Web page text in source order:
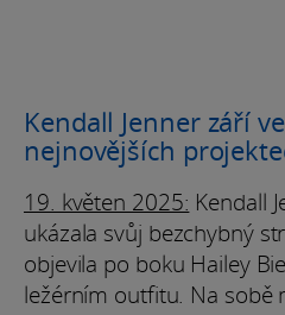
Kendall Jenner září
nejnovějších
19. květen 2025: Kendall
ukázala svůj bezchybný
objevila po boku Hailey
ležérním outfitu. Na sobě